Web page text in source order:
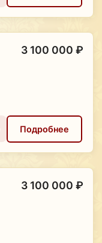
3 100 000 ₽
Подробнее
3 100 000 ₽